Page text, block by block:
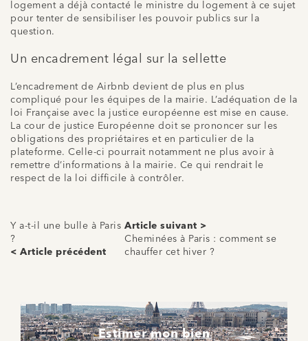
logement a déjà contacté le ministre du logement à ce sujet
pour tenter de sensibiliser les pouvoir publics sur la
question.
Un encadrement légal sur la sellette
L’encadrement de Airbnb devient de plus en plus
compliqué pour les équipes de la mairie. L’adéquation de la
loi Française avec la justice européenne est mise en cause.
La cour de justice Européenne doit se prononcer sur les
obligations des propriétaires et en particulier de la
plateforme. Celle-ci pourrait notamment ne plus avoir à
remettre d’informations à la mairie. Ce qui rendrait le
respect de la loi difficile à contrôler.
Y a-t-il une bulle à Paris
?
< Article précédent
Article suivant >
Cheminées à Paris : comment se
chauffer cet hiver ?
Estimer mon bien